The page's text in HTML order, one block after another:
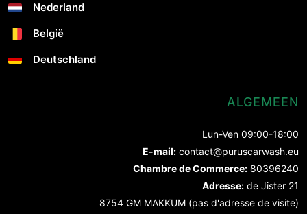
Nederland
België
Deutschland
ALGEMEEN
Lun-Ven 09:00-18:00
E-mail: contact@puruscarwash.eu
Chambre de Commerce: 80396240
Adresse: de Jister 21
8754 GM MAKKUM (pas d'adresse de visite)